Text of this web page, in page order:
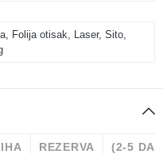
Folija otisak, Laser, Sito,
REZERVA (2-5